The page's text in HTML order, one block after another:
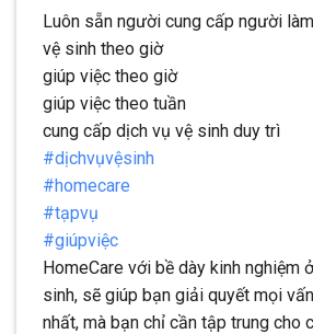
Luôn sẵn người cung cấp người
vệ sinh theo giờ
giúp việc theo giờ
giúp việc theo tuần
cung cấp dịch vụ vệ sinh duy trì
#dịchvụvệsinh
#homecare
#tạpvụ
#giúpviệc
HomeCare với bề dày kinh nghiệm
sinh, sẽ giúp bạn giải quyết mọi
nhất, mà bạn chỉ cần tập trung cho